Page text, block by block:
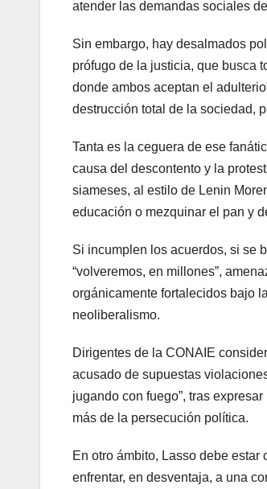
atender las demandas sociales
Sin embargo, hay desalmados
prófugo de la justicia, que busca
donde ambos aceptan el
destrucción total de la sociedad,
Tanta es la ceguera de ese
causa del descontento y la
siameses, al estilo de Lenin
educación o mezquinar el pan y
Si incumplen los acuerdos, si se
“volveremos, en millones”,
orgánicamente fortalecidos bajo
neoliberalismo.
Dirigentes de la CONAIE
acusado de supuestas
jugando con fuego”, tras
más de la persecución política.
En otro ámbito, Lasso debe
enfrentar, en desventaja, a una